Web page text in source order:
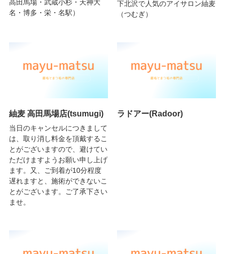
高田馬場・武蔵小杉・天神大
名・博多・栄・名駅）
下北沢で人気のアイサロン紬麦
（つむぎ）
紬麦 高田馬場店(tsumugi)
当日のキャンセルにつきまして
は、取り消し料金を頂戴するこ
とがございますので、避けてい
ただけますようお願い申し上げ
ます。又、ご到着が10分程度
遅れますと、施術ができないこ
とがございます。ご了承下さい
ませ。
ラドアー(Radoor)